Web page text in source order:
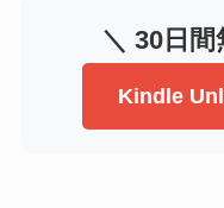
＼ 30日
Kindle